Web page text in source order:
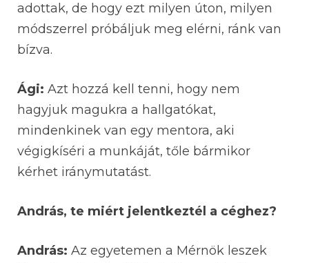
adottak, de hogy ezt milyen úton, milyen
módszerrel próbáljuk meg elérni, ránk van
bízva.
Ági: Azt hozzá kell tenni, hogy nem
hagyjuk magukra a hallgatókat,
mindenkinek van egy mentora, aki
végigkíséri a munkáját, tőle bármikor
kérhet iránymutatást.
András, te miért jelentkeztél a céghez?
András: Az egyetemen a Mérnök leszek